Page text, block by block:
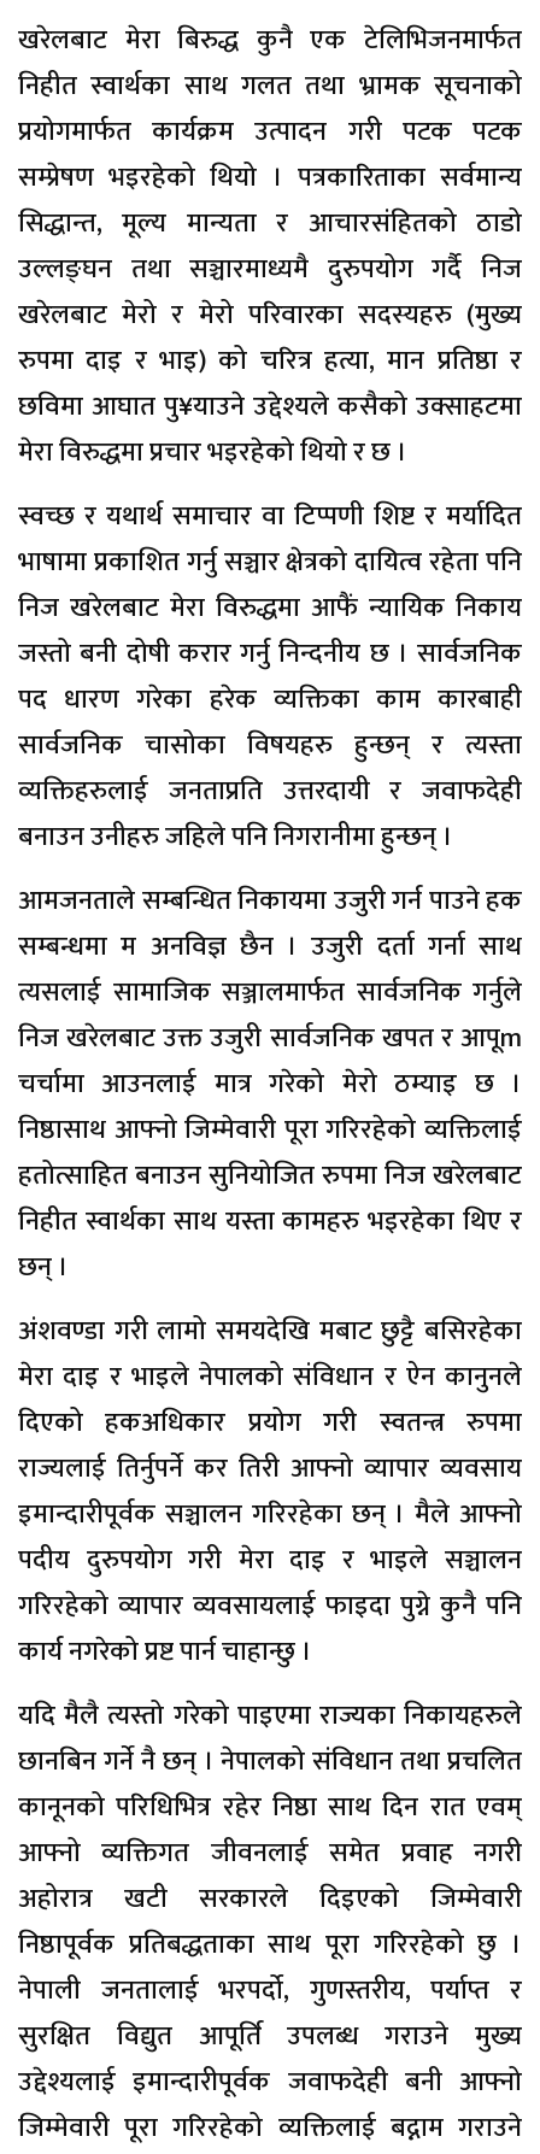
खरेलबाट मेरा बिरुद्ध कुनै एक टेलिभिजनमार्फत
निहीत स्वार्थका साथ गलत तथा भ्रामक सूचनाको
प्रयोगमार्फत कार्यक्रम उत्पादन गरी पटक पटक
सम्प्रेषण भइरहेको थियो । पत्रकारिताका सर्वमान्य
सिद्धान्त, मूल्य मान्यता र आचारसंहितको ठाडो
उल्लङ्घन तथा सञ्चारमाध्यमै दुरुपयोग गर्दै निज
खरेलबाट मेरो र मेरो परिवारका सदस्यहरु (मुख्य
रुपमा दाइ र भाइ) को चरित्र हत्या, मान प्रतिष्ठा र
छविमा आघात पु¥याउने उद्देश्यले कसैको उक्साहटमा
मेरा विरुद्धमा प्रचार भइरहेको थियो र छ ।
स्वच्छ र यथार्थ समाचार वा टिप्पणी शिष्ट र मर्यादित
भाषामा प्रकाशित गर्नु सञ्चार क्षेत्रको दायित्व रहेता पनि
निज खरेलबाट मेरा विरुद्धमा आफैं न्यायिक निकाय
जस्तो बनी दोषी करार गर्नु निन्दनीय छ । सार्वजनिक
पद धारण गरेका हरेक व्यक्तिका काम कारबाही
सार्वजनिक चासोका विषयहरु हुन्छन् र त्यस्ता
व्यक्तिहरुलाई जनताप्रति उत्तरदायी र जवाफदेही
बनाउन उनीहरु जहिले पनि निगरानीमा हुन्छन् ।
आमजनताले सम्बन्धित निकायमा उजुरी गर्न पाउने हक
सम्बन्धमा म अनविज्ञ छैन । उजुरी दर्ता गर्ना साथ
त्यसलाई सामाजिक सञ्जालमार्फत सार्वजनिक गर्नुले
निज खरेलबाट उक्त उजुरी सार्वजनिक खपत र आपूm
चर्चामा आउनलाई मात्र गरेको मेरो ठम्याइ छ ।
निष्ठासाथ आफ्नो जिम्मेवारी पूरा गरिरहेको व्यक्तिलाई
हतोत्साहित बनाउन सुनियोजित रुपमा निज खरेलबाट
निहीत स्वार्थका साथ यस्ता कामहरु भइरहेका थिए र
छन् ।
अंशवण्डा गरी लामो समयदेखि मबाट छुट्टै बसिरहेका
मेरा दाइ र भाइले नेपालको संविधान र ऐन कानुनले
दिएको हकअधिकार प्रयोग गरी स्वतन्त्र रुपमा
राज्यलाई तिर्नुपर्ने कर तिरी आफ्नो व्यापार व्यवसाय
इमान्दारीपूर्वक सञ्चालन गरिरहेका छन् । मैले आफ्नो
पदीय दुरुपयोग गरी मेरा दाइ र भाइले सञ्चालन
गरिरहेको व्यापार व्यवसायलाई फाइदा पुग्ने कुनै पनि
कार्य नगरेको प्रष्ट पार्न चाहान्छु ।
यदि मैलै त्यस्तो गरेको पाइएमा राज्यका निकायहरुले
छानबिन गर्ने नै छन् । नेपालको संविधान तथा प्रचलित
कानूनको परिधिभित्र रहेर निष्ठा साथ दिन रात एवम्
आफ्नो व्यक्तिगत जीवनलाई समेत प्रवाह नगरी
अहोरात्र खटी सरकारले दिइएको जिम्मेवारी
निष्ठापूर्वक प्रतिबद्धताका साथ पूरा गरिरहेको छु ।
नेपाली जनतालाई भरपर्दो, गुणस्तरीय, पर्याप्त र
सुरक्षित विद्युत आपूर्ति उपलब्ध गराउने मुख्य
उद्देश्यलाई इमान्दारीपूर्वक जवाफदेही बनी आफ्नो
जिम्मेवारी पूरा गरिरहेको व्यक्तिलाई बद्नाम गराउने